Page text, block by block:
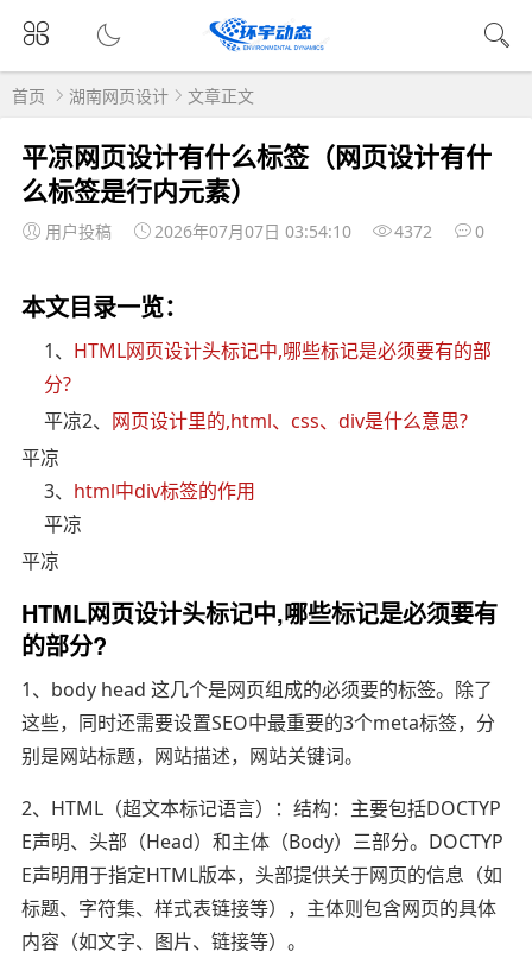
首页 湖南网页设计 文章正文
平凉网页设计有什么标签（网页设计有什
么标签是行内元素）
用户投稿 2026年07月07日 03:54:10 4372 0
本文目录一览：
1、 HTML网页设计头标记中,哪些标记是必须要有的部
分?
平凉2、 网页设计里的,html、css、div是什么意思?
平凉
3、 html中div标签的作用
平凉
平凉
HTML网页设计头标记中,哪些标记是必须要有
的部分?
1、body head 这几个是网页组成的必须要的标签。除了
这些，同时还需要设置SEO中最重要的3个meta标签，分
别是网站标题，网站描述，网站关键词。
2、HTML（超文本标记语言）：结构：主要包括DOCTYP
E声明、头部（Head）和主体（Body）三部分。DOCTYP
E声明用于指定HTML版本，头部提供关于网页的信息（如
标题、字符集、样式表链接等），主体则包含网页的具体
内容（如文字、图片、链接等）。